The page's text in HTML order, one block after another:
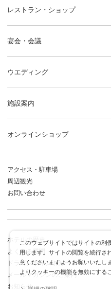
このウェブサイトではサイトの利
用します。サイトの閲覧を続行さ
意くださいますようお願いいたし
よりクッキーの機能を無効にする
レストラン・ショップ
宴会・会議
ウエディング
施設案内
オンラインショップ
アクセス・駐車場
周辺観光
お問い合わせ
ホテルの歴史
よくある質問
ドラゴンポイントカード
メールマガジンのご案内
お知らせ